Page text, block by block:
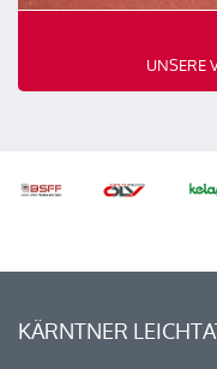
UNSERE
KÄRNTNER